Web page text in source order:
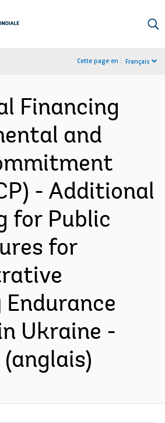
Cette page en : Français
Financing
and
- Additional
for Public
for
Ukraine -